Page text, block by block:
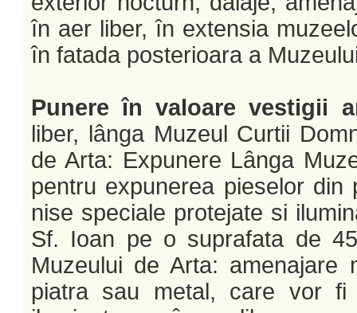
în aer liber, în extensia
în fatada posterioara a
Punere în valoare vestigii
liber, lânga Muzeul Curtii
de Arta: Expunere Lânga
pentru expunerea pieselor
nise speciale protejate si
Sf. Ioan pe o suprafata de
Muzeului de Arta: amenajare
piatra sau metal, care vor